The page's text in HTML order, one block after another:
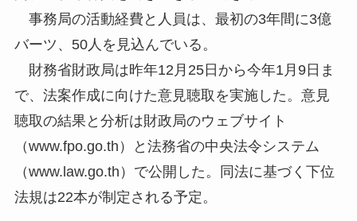
事務局の活動経費と人員は、最初の3年間に3億
バーツ、50人を見込んでいる。
財務省財政局は昨年12月25日から今年1月9日ま
で、法案作成に向けた意見聴取を実施した。意見
聴取の結果と分析は財政局のウェブサイト
（www.fpo.go.th）と法務省の中央法令システム
（www.law.go.th）で公開した。同法に基づく下位
法規は22本が制定される予定。